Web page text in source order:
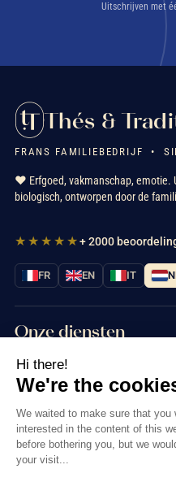
Uitschrijven met
Thés &
FRANS FAMILIEBEDRIJF •
❤️ Erfgoed, vakmanschap, emotie.
biologisch, ontworpen door de
★★★★★+ 2000
FR EN IT
Onze diensten
Informatie
Neem contact met
Hi there!
We're the
We waited to make sure that you
interested in the content of this
before bothering you, but we
your visit...